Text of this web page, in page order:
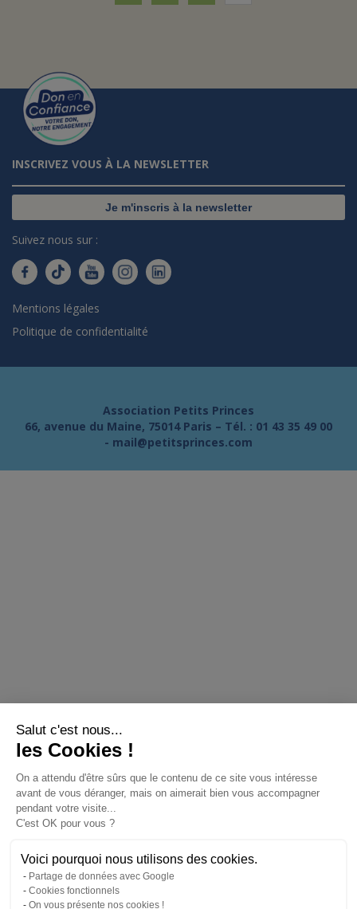
les Cookies !
site vous intéresse avant de vous déranger,
mais on aimerait bien vous accompagner
pendant votre visite...
C'est OK pour vous ?
Voici pourquoi nous utilisons des cookies.
Partage de données avec Google
Cookies fonctionnels
On vous présente nos cookies !
INSCRIVEZ VOUS À LA NEWSLETTER
Je m'inscris à la newsletter
Suivez nous sur :
Mentions légales
Politique de confidentialité
Association Petits Princes
66, avenue du Maine, 75014 Paris – Tél. : 01 43 35 49 00
- mail@petitsprinces.com